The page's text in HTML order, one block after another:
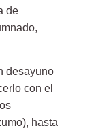
de
desayuno
con el
hasta